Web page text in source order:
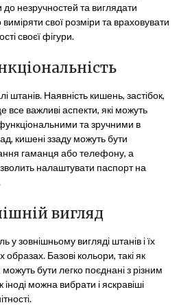
до незручностей та виглядати
свої розміри та враховувати
своєї фігури.
штанів. Наявність кишень, застібок,
важливі аспекти, які можуть
та зручними в
кишені ззаду можуть бути
гаманця або телефону, а
налаштувати паспорт на
вигляд
у зовнішньому вигляді штанів і їх
образах. Базові кольори, такі як
бути легко поєднані з різним
можна вибрати і яскравіші